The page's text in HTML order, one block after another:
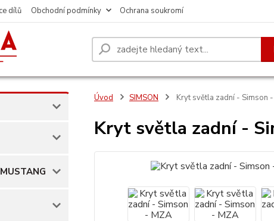
dílů Obchodní podmínky Ochrana soukromí
Úvod SIMSON Kryt světla zadní - Simson
Kryt světla zadní -